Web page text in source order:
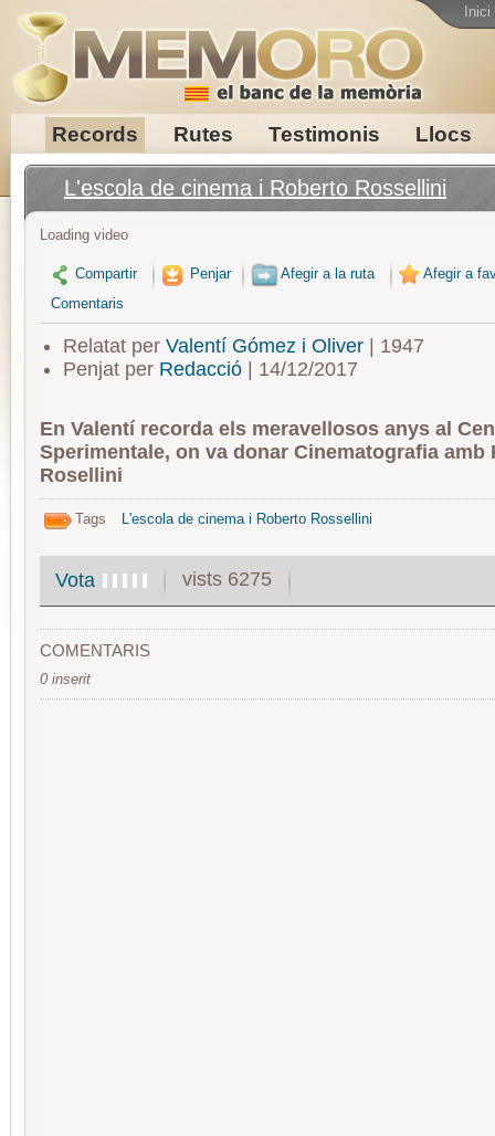
Records Rutes Testimonis Llocs
Inici
L'escola de cinema i Roberto Rossellini
Loading video
Compartir Penjar Afegir a la ruta
Afegir a
Comentaris
Relatat per Valentí Gómez i Oliver| 1947
Penjat per Redacció| 14/12/2017
En Valentí recorda els meravellosos anys al
Sperimentale, on va donar Cinematografia amb
Rosellini
Tags L'escola de cinema i Roberto Rossellini
Vota vists 6275
COMENTARIS
0 inserit